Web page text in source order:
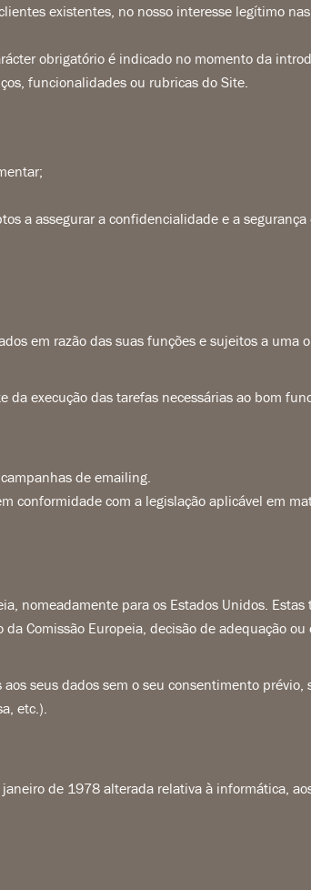
existentes, no nosso interesse legítimo
obrigatório é indicado no momento da
funcionalidades ou rubricas do Site.
a assegurar a confidencialidade e a segurança
em razão das suas funções e sujeitos a uma
execução das tarefas necessárias ao bom
de emailing.
conformidade com a legislação aplicável em
nomeadamente para os Estados Unidos. Estas
Comissão Europeia, decisão de adequação
seus dados sem o seu consentimento prévio,
etc.).
de 1978 alterada relativa à informática,